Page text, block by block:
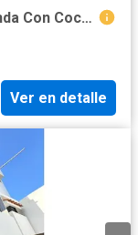
Amplia Casa De Estreno En Loma Linda Con Cochera Y Aire Acondicionado En Alquiler
Ver en detalle